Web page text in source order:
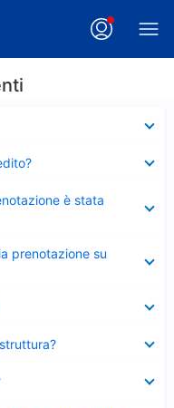
è stata
prenotazione su